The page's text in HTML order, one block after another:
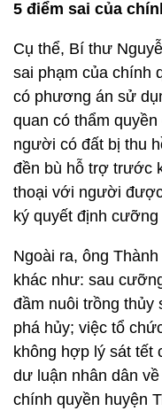
5 điểm sai của
Cụ thể, Bí thư
sai phạm của chính
có phương án sử
quan có thẩm
người có đất bị thu
đền bù hỗ trợ trước
thoại với người
ký quyết định
Ngoài ra, ông
khác như: sau
đầm nuôi trồng thủy
phá hủy; việc tổ
không hợp lý sát tết
dư luận nhân dân
chính quyền huyện